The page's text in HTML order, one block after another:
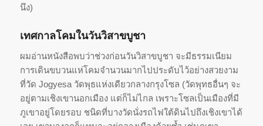
นึง)
เทศกาลโคมในวันวิสาขบูชา
ผมอ่านหนังสือพบว่าช่วงก่อนวันวิสาขบูชา จะมีธรรมเนียม
การเดินขบวนแห่โคมจำนวนมากไปประดับไว้อย่างสวยงาม
ที่วัด Jogyesa วัดพุธแห่งเดียวกลางกรุงโซล (วัดพุทธอื่นๆ จะ
อยู่ตามเชิงเขานอกเมือง แต่ก็ไม่ไกล เพราะโซลเป็นเมืองที่มี
ภูเขาอยู่โดยรอบ ชนิดที่บางวัดนั่งรถไฟใต้ดินไปถึงเชิงเขาได้